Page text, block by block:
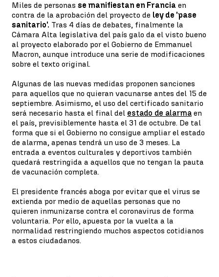
Miles de personas se manifiestan en Francia en
contra de la aprobación del proyecto de ley de 'pase
sanitario'. Tras 4 días de debates, finalmente la
Cámara Alta legislativa del país galo da el visto bueno
al proyecto elaborado por el Gobierno de Emmanuel
Macron, aunque introduce una serie de modificaciones
sobre el texto original.
Algunas de las nuevas medidas proponen sanciones
para aquellos que no quieran vacunarse antes del 15 de
septiembre. Asimismo, el uso del certificado sanitario
será necesario hasta el final del estado de alarma en
el país, previsiblemente hasta el 31 de octubre. De tal
forma que si el Gobierno no consigue ampliar el estado
de alarma, apenas tendrá un uso de 3 meses. La
entrada a eventos culturales y deportivos también
quedará restringida a aquellos que no tengan la pauta
de vacunación completa.
El presidente francés aboga por evitar que el virus se
extienda por medio de aquellas personas que no
quieren inmunizarse contra el coronavirus de forma
voluntaria. Por ello, apuesta por la vuelta a la
normalidad restringiendo muchos aspectos cotidianos
a estos ciudadanos.